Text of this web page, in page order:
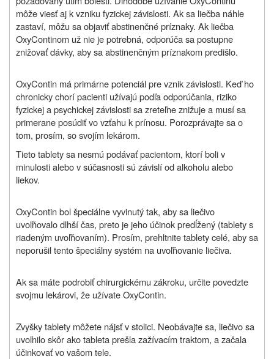
môže viesť aj k vzniku fyzickej závislosti. Ak sa liečba náhle
zastaví, môžu sa objaviť abstinenčné príznaky. Ak liečba
OxyContinom už nie je potrebná, odporúča sa postupne
znižovať dávky, aby sa abstinenčným príznakom predišlo.
OxyContin má primárne potenciál pre vznik závislosti. Keď ho
chronicky chorí pacienti užívajú podľa odporúčania, riziko
fyzickej a psychickej závislosti sa zreteľne znižuje a musí sa
primerane posúdiť vo vzťahu k prínosu. Porozprávajte sa o
tom, prosím, so svojím lekárom.
Tieto tablety sa nesmú podávať pacientom, ktorí boli v
minulosti alebo v súčasnosti sú závislí od alkoholu alebo
liekov.
OxyContin bol špeciálne vyvinutý tak, aby sa liečivo
uvoľňovalo dlhší čas, preto je jeho účinok predĺžený (tablety s
riadeným uvoľňovaním). Prosím, prehltnite tablety celé, aby sa
neporušil tento špeciálny systém na uvoľňovanie liečiva.
Ak sa máte podrobiť chirurgickému zákroku, určite povedzte
svojmu lekárovi, že užívate OxyContin.
Zvyšky tablety môžete nájsť v stolici. Neobávajte sa, liečivo sa
uvoľnilo skôr ako tableta prešla zažívacím traktom, a začala
účinkovať vo vašom tele.